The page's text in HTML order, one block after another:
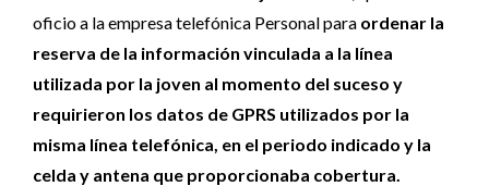
oficio a la empresa telefónica Personal para ordenar la
reserva de la información vinculada a la línea
utilizada por la joven al momento del suceso y
requirieron los datos de GPRS utilizados por la
misma línea telefónica, en el periodo indicado y la
celda y antena que proporcionaba cobertura.